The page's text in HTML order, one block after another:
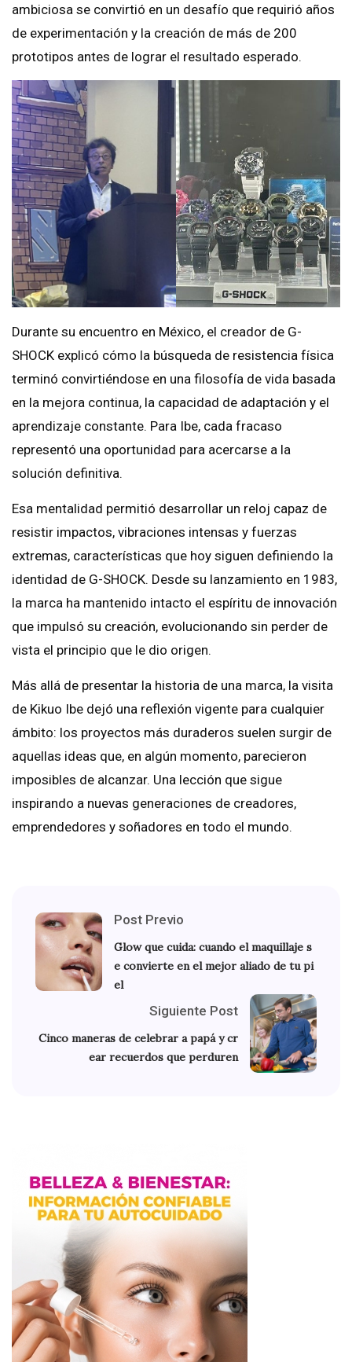
ambiciosa se convirtió en un desafío que requirió años
de experimentación y la creación de más de 200
prototipos antes de lograr el resultado esperado.
Durante su encuentro en México, el creador de G-
SHOCK explicó cómo la búsqueda de resistencia física
terminó convirtiéndose en una filosofía de vida basada
en la mejora continua, la capacidad de adaptación y el
aprendizaje constante. Para Ibe, cada fracaso
representó una oportunidad para acercarse a la
solución definitiva.
Esa mentalidad permitió desarrollar un reloj capaz de
resistir impactos, vibraciones intensas y fuerzas
extremas, características que hoy siguen definiendo la
identidad de G-SHOCK. Desde su lanzamiento en 1983,
la marca ha mantenido intacto el espíritu de innovación
que impulsó su creación, evolucionando sin perder de
vista el principio que le dio origen.
Más allá de presentar la historia de una marca, la visita
de Kikuo Ibe dejó una reflexión vigente para cualquier
ámbito: los proyectos más duraderos suelen surgir de
aquellas ideas que, en algún momento, parecieron
imposibles de alcanzar. Una lección que sigue
inspirando a nuevas generaciones de creadores,
emprendedores y soñadores en todo el mundo.
Post Previo
Glow que cuida: cuando el maquillaje s
e convierte en el mejor aliado de tu pi
el
Siguiente Post
Cinco maneras de celebrar a papá y cr
ear recuerdos que perduren